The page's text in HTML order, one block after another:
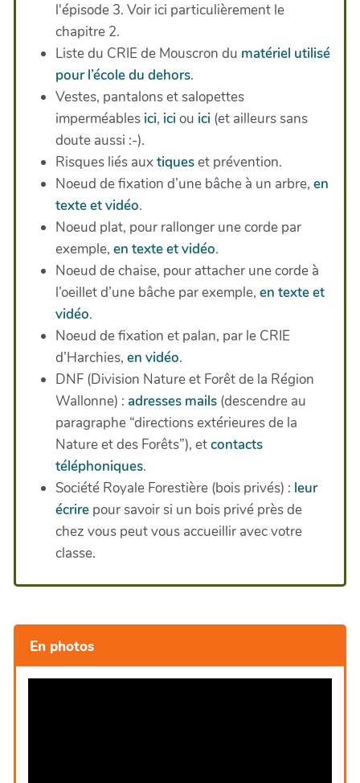
l'épisode 3. Voir ici particulièrement le
chapitre 2.
Liste du CRIE de Mouscron du matériel utilisé
pour l’école du dehors.
Vestes, pantalons et salopettes
imperméables ici, ici ou ici (et ailleurs sans
doute aussi :-).
Risques liés auxtiqueset prévention.
Noeud de fixation d’une bâche à un arbre, en
texte et vidéo.
Noeud plat, pour rallonger une corde par
exemple, en texte et vidéo.
Noeud de chaise, pour attacher une corde à
l’oeillet d’une bâche par exemple, en texte et
vidéo.
Noeud de fixation et palan, par le CRIE
d’Harchies, en vidéo.
DNF (Division Nature et Forêt de la Région
Wallonne) : adresses mails (descendre au
paragraphe “directions extérieures de la
Nature et des Forêts”), etcontacts
téléphoniques.
Société Royale Forestière (bois privés) : leur
écrire pour savoir si un bois privé près de
chez vous peut vous accueillir avec votre
classe.
En photos